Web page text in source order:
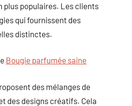
plus populaires. Les clients
qui fournissent des
distinctes.
Bougie parfumée saine
des mélanges de
des designs créatifs. Cela